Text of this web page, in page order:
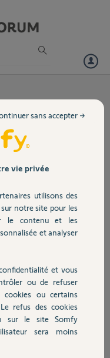
de
Bonjour,
Dans l'appli "TaHoma",
Hue qui n'existent plus.
qui sont
2"?
discussion
vie privée
utilisons des
notre site pour les
le contenu et les
et analyser
et vous
ou de refuser
ou certains
refus des cookies
sur le site Somfy
sera moins
sans accepter →